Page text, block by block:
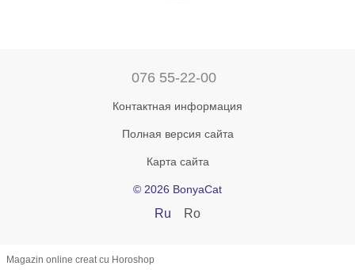
076 55-22-00
Контактная информация
Полная версия сайта
Карта сайта
© 2026 BonyaCat
Ru Ro
Magazin online creat cu Horoshop